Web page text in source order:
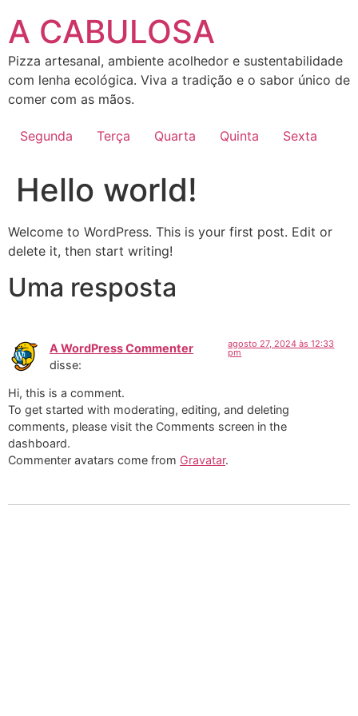
para
conteúdo
A CABULOSA
Pizza artesanal, ambiente acolhedor e sustentabilidade
com lenha ecológica. Viva a tradição e o sabor único de
comer com as mãos.
Segunda Terça Quarta Quinta Sexta
Hello world!
Welcome to WordPress. This is your first post. Edit or
delete it, then start writing!
Uma resposta
A WordPress Commenter
disse:
agosto 27, 2024 às 12:33
pm
Hi, this is a comment.
To get started with moderating, editing, and deleting
comments, please visit the Comments screen in the
dashboard.
Commenter avatars come from Gravatar.